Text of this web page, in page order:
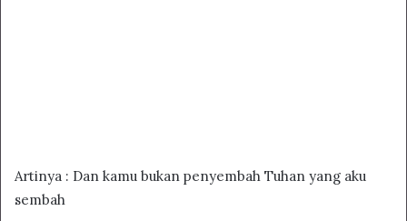
Artinya : Dan kamu bukan penyembah Tuhan yang aku
sembah